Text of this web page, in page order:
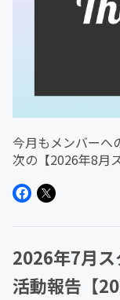
今月もメンバーへ
次の【2026年8月
登録をしておくと
2026年7月ス
活動報告【